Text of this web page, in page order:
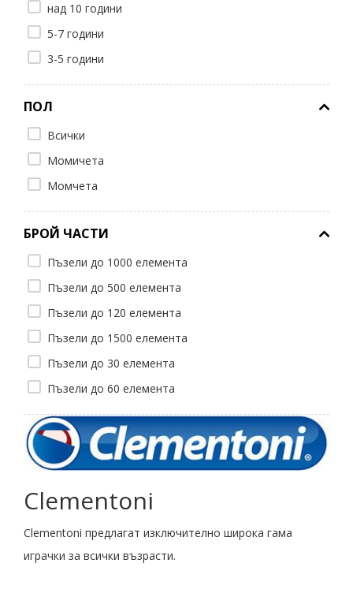
над 10 години
5-7 години
3-5 години
ПОЛ
Всички
Момичета
Момчета
БРОЙ ЧАСТИ
Пъзели до 1000 елемента
Пъзели до 500 елемента
Пъзели до 120 елемента
Пъзели до 1500 елемента
Пъзели до 30 елемента
Пъзели до 60 елемента
Clementoni
Clementoni предлагат изключително широка гама
играчки за всички възрасти.